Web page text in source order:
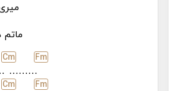
ماتم
Fm
………
Cm
Fm
Cm